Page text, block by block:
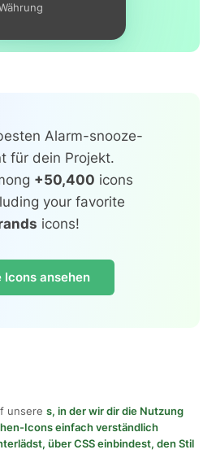
Alarm-snooze-
für dein Projekt.
+50,400 icons
your favorite
icons!
Icons ansehen
unsere s, in der wir dir die Nutzung
Icons einfach verständlich
über CSS einbindest, den Stil